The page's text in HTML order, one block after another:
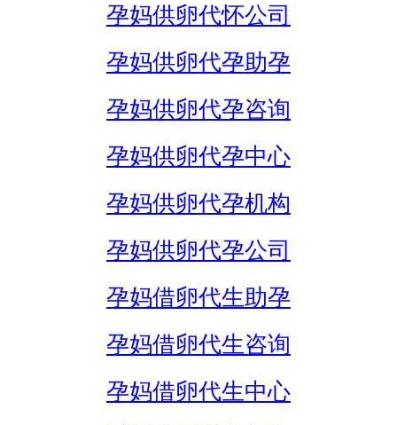
孕妈供卵代怀公司
孕妈供卵代孕助孕
孕妈供卵代孕咨询
孕妈供卵代孕中心
孕妈供卵代孕机构
孕妈供卵代孕公司
孕妈借卵代生助孕
孕妈借卵代生咨询
孕妈借卵代生中心